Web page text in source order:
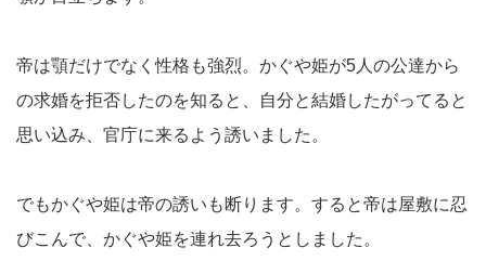
帝は顎だけでなく性格も強烈。かぐや姫が5人の公達から
の求婚を拒否したのを知ると、自分と結婚したがってると
思い込み、官庁に来るよう誘いました。
でもかぐや姫は帝の誘いも断ります。すると帝は屋敷に忍
びこんで、かぐや姫を連れ去ろうとしました。